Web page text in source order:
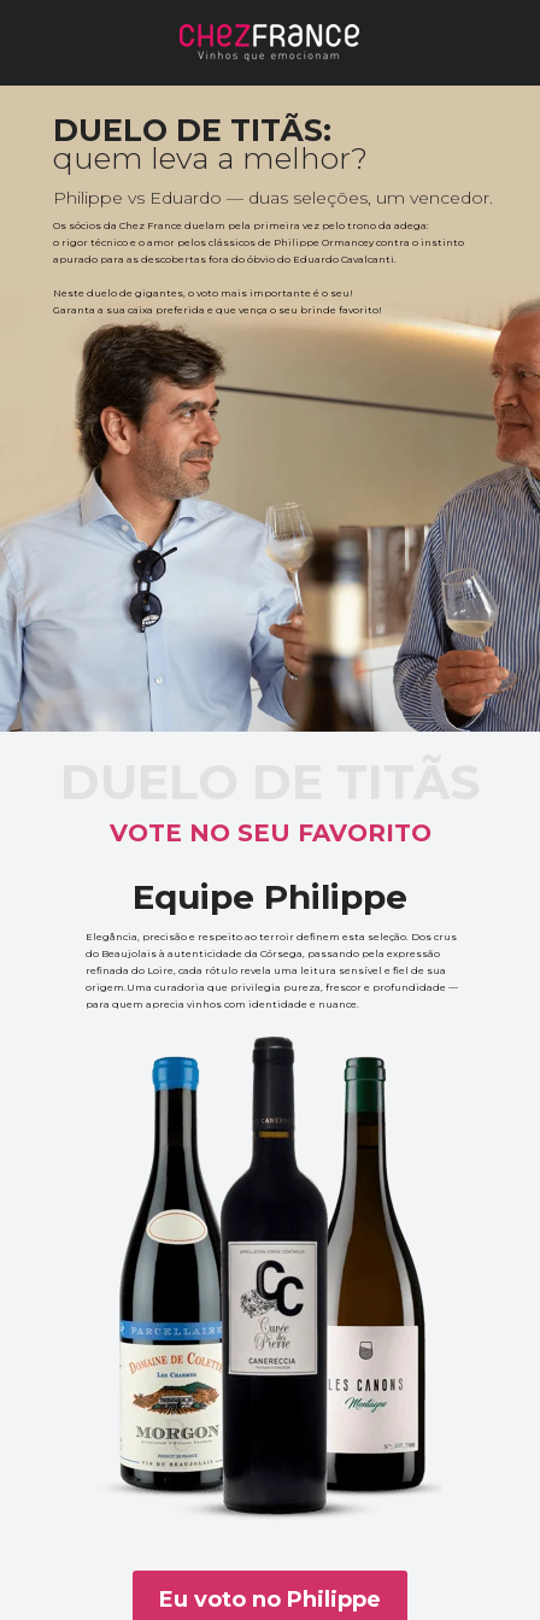
DUELO DE TITÃS:
quem leva a melhor?
Philippe vs Eduardo — duas seleções, um vencedor.
Os sócios da Chez France duelam pela primeira vez pelo trono da adega:
o rigor técnico e o amor pelos clássicos de Philippe Ormancey contra o instinto
apurado para as descobertas fora do óbvio do Eduardo Cavalcanti.
Neste duelo de gigantes, o voto mais importante é o seu!
Garanta a sua caixa preferida e que vença o seu brinde favorito!
VOTE NO SEU FAVORITO
Equipe Philippe
Elegância, precisão e respeito ao terroir definem esta seleção. Dos crus
do Beaujolais à autenticidade da Córsega, passando pela expressão
refinada do Loire, cada rótulo revela uma leitura sensível e fiel de sua
origem.Uma curadoria que privilegia pureza, frescor e profundidade —
para quem aprecia vinhos com identidade e nuance.
Eu voto no Philippe